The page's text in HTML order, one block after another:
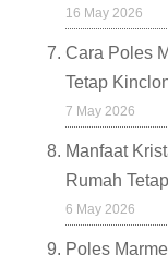
16 May 2026
Cara Poles
Tetap
7 May 2026
Manfaat
Rumah
6 May 2026
Poles